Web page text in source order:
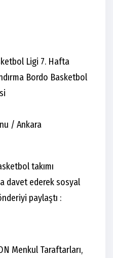
Ligi 7. Hafta
Bordo Basketbol
/ Ankara
takımı
davet ederek sosyal
paylaştı :
Menkul Taraftarları,